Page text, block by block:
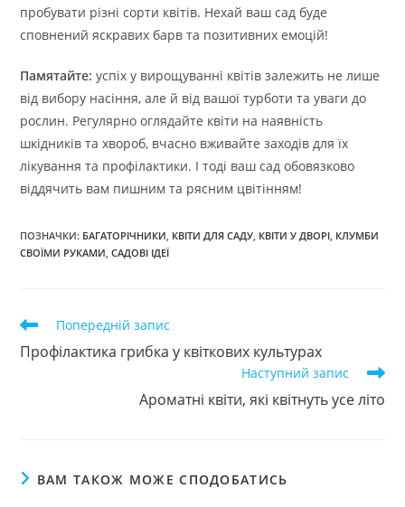
пробувати різні сорти квітів. Нехай ваш сад буде
сповнений яскравих барв та позитивних емоцій!
Памятайте: успіх у вирощуванні квітів залежить не лише
від вибору насіння, але й від вашої турботи та уваги до
рослин. Регулярно оглядайте квіти на наявність
шкідників та хвороб, вчасно вживайте заходів для їх
лікування та профілактики. І тоді ваш сад обовязково
віддячить вам пишним та рясним цвітінням!
ПОЗНАЧКИ: БАГАТОРІЧНИКИ, КВІТИ ДЛЯ САДУ, КВІТИ У ДВОРІ, КЛУМБИ
СВОЇМИ РУКАМИ, САДОВІ ІДЕЇ
Прочитати
більше
статей
Попередній запис
Профілактика грибка у квіткових культурах
Наступний запис
Ароматні квіти, які квітнуть усе літо
ВАМ ТАКОЖ МОЖЕ СПОДОБАТИСЬ